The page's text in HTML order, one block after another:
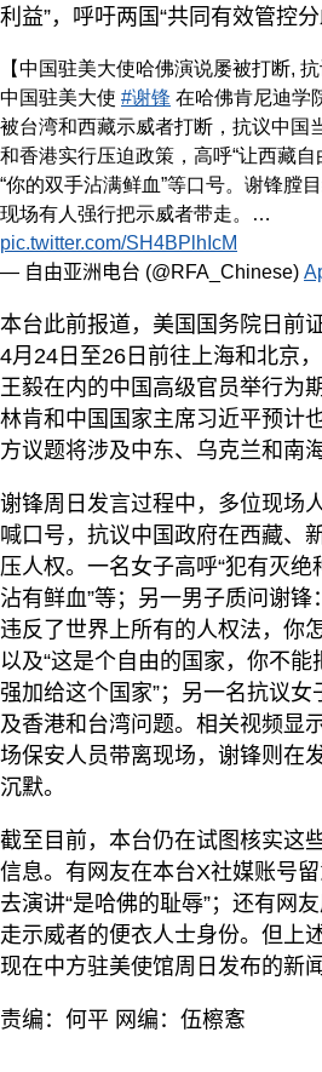
利益”，呼吁两国“共同有效管控分
【中国驻美大使哈佛演说屡被打断,
中国驻美大使 #谢锋 在哈佛肯尼迪学
被台湾和西藏示威者打断，抗议中国
和香港实行压迫政策，高呼“让西藏自
“你的双手沾满鲜血”等口号。谢锋膛
现场有人强行把示威者带走。…
pic.twitter.com/SH4BPlhIcM
— 自由亚洲电台 (@RFA_Chinese)
本台此前报道，美国国务院日前
4月24日至26日前往上海和北京
王毅在内的中国高级官员举行为
林肯和中国国家主席习近平预计
方议题将涉及中东、乌克兰和南
谢锋周日发言过程中，多位现场
喊口号，抗议中国政府在西藏、
压人权。一名女子高呼“犯有灭绝
沾有鲜血”等；另一男子质问谢锋
违反了世界上所有的人权法，你
以及“这是个自由的国家，你不
强加给这个国家”；另一名抗议女
及香港和台湾问题。相关视频显
场保安人员带离现场，谢锋则在
沉默。
截至目前，本台仍在试图核实这
信息。有网友在本台X社媒账号
去演讲“是哈佛的耻辱”；还有网
走示威者的便衣人士身份。但上
现在中方驻美使馆周日发布的新
责编：何平 网编：伍檫愙